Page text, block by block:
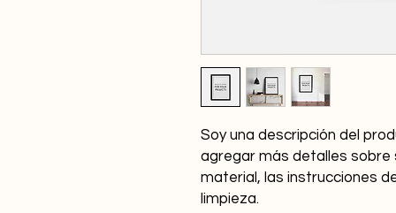
Soy una descripción del
agregar más detalles sobre
material, las instrucciones
limpieza.